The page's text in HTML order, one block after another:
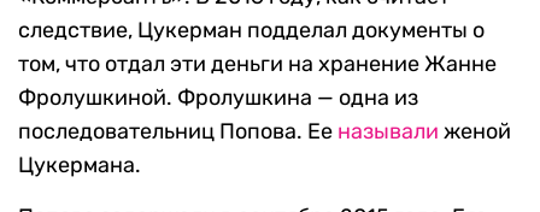
следствие, Цукерман подделал документы о
том, что отдал эти деньги на хранение Жанне
Фролушкиной. Фролушкина — одна из
последовательниц Попова. Ее называли женой
Цукермана.